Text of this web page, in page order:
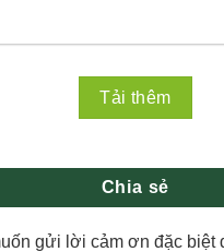
Tải thêm
Chia sẻ
gửi lời cảm ơn đặc biệt